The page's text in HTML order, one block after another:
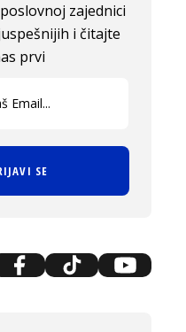
zajednici
i čitajte
prvi
SE